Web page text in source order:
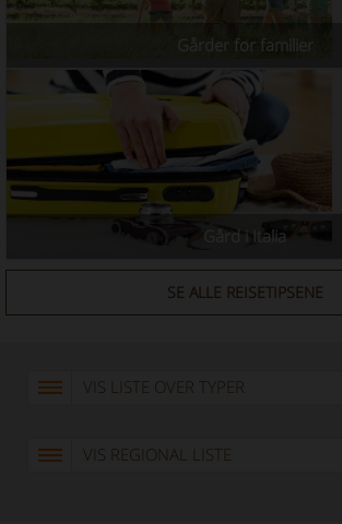
Gårder for familier
Gård i Italia
SE ALLE REISETIPSENE
VIS LISTE OVER TYPER
VIS REGIONAL LISTE